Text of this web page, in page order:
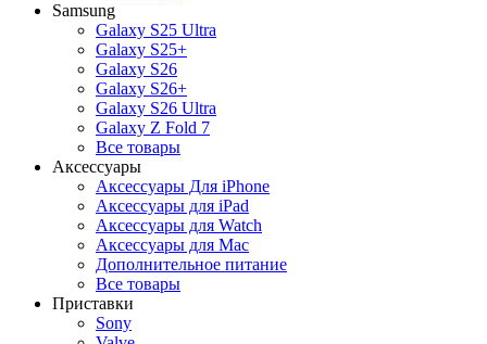
Samsung
Galaxy S25 Ultra
Galaxy S25+
Galaxy S26
Galaxy S26+
Galaxy S26 Ultra
Galaxy Z Fold 7
Все товары
Аксессуары
Аксессуары Для iPhone
Аксессуары для iPad
Аксессуары для Watch
Аксессуары для Mac
Дополнительное питание
Все товары
Приставки
Sony